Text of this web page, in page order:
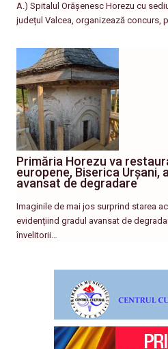
A.) Spitalul Orășenesc Horezu cu
județul Valcea, organizează concurs,
Primăria Horezu va
europene, Biserica Urșani,
avansat de degradare
Imaginile de mai jos surprind starea
evidențiind gradul avansat de
învelitorii…